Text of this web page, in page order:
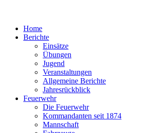
Home
Berichte
Einsätze
Übungen
Jugend
Veranstaltungen
Allgemeine Berichte
Jahresrückblick
Feuerwehr
Die Feuerwehr
Kommandanten seit 1874
Mannschaft